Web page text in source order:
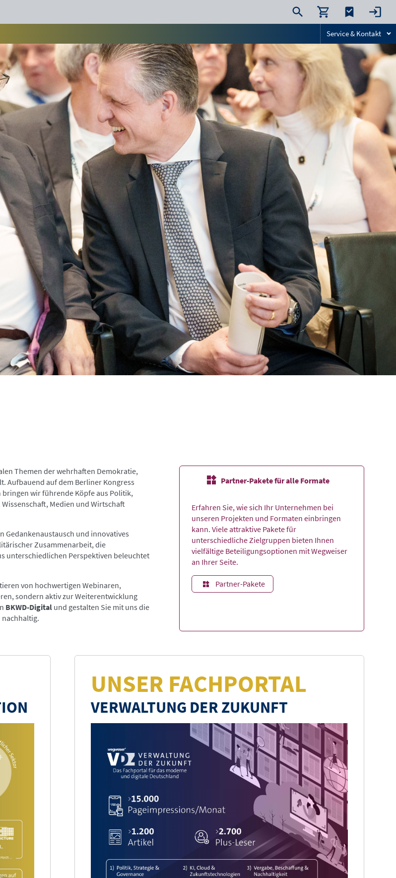
Service & Kontakt
Themen der wehrhaften Demokratie,
Aufbauend auf dem Berliner Kongress
wir führende Köpfe aus Politik,
Medien und Wirtschaft
Gedankenaustausch und innovatives
Zusammenarbeit, die
unterschiedlichen Perspektiven beleuchtet
von hochwertigen Webinaren,
sondern aktiv zur Weiterentwicklung
BKWD-Digital und gestalten Sie mit uns die
Partner-Pakete für alle Formate
Erfahren Sie, wie sich Ihr Unternehmen bei
unseren Projekten und Formaten einbringen
kann. Viele attraktive Pakete für
unterschiedliche Zielgruppen bieten Ihnen
vielfältige Beteiligungsoptionen mit Wegweiser
an Ihrer Seite.
Partner-Pakete
UNSER FACHPORTAL
VERWALTUNG DER ZUKUNFT